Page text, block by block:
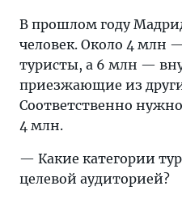
В прошлом году
человек. Около 4 млн
туристы, а 6 млн —
приезжающие из
Соответственно
4 млн.
— Какие категории
целевой аудиторией?